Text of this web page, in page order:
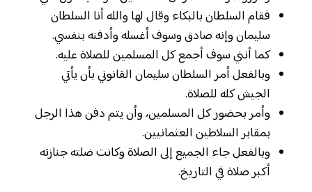
فقام السلطان بالبكاء وقال لها والله أنا السلطان
سليمان وإنه صادق وسوف أغسله وأدفنه بنفسي.
كما أنني سوف أجمع كل المسلمين للصلاة عليه.
وبالفعل أمر السلطان سليمان القانوني بأن يأتي
الجيش كله للصلاة.
وأمر بحضور كل المسلمين، وأن يتم دفن هذا الرجل
بمقابر السلاطين العثمانيين.
وبالفعل جاء الجميع إلى الصلاة وكانت ضلته جنازته
أكبر صلاة في التاريخ.